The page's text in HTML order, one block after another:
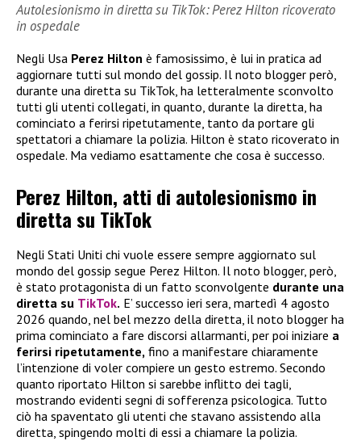
Autolesionismo in diretta su TikTok: Perez Hilton ricoverato
in ospedale
Negli Usa Perez Hilton è famosissimo, è lui in pratica ad
aggiornare tutti sul mondo del gossip. Il noto blogger però,
durante una diretta su TikTok, ha letteralmente sconvolto
tutti gli utenti collegati, in quanto, durante la diretta, ha
cominciato a ferirsi ripetutamente, tanto da portare gli
spettatori a chiamare la polizia. Hilton è stato ricoverato in
ospedale. Ma vediamo esattamente che cosa è successo.
Perez Hilton, atti di autolesionismo in
diretta su TikTok
Negli Stati Uniti chi vuole essere sempre aggiornato sul
mondo del gossip segue Perez Hilton. Il noto blogger, però,
è stato protagonista di un fatto sconvolgente durante una
diretta su TikTok. E’ successo ieri sera, martedì 4 agosto
2026 quando, nel bel mezzo della diretta, il noto blogger ha
prima cominciato a fare discorsi allarmanti, per poi iniziare a
ferirsi ripetutamente, fino a manifestare chiaramente
l’intenzione di voler compiere un gesto estremo. Secondo
quanto riportato Hilton si sarebbe inflitto dei tagli,
mostrando evidenti segni di sofferenza psicologica. Tutto
ciò ha spaventato gli utenti che stavano assistendo alla
diretta, spingendo molti di essi a chiamare la polizia.